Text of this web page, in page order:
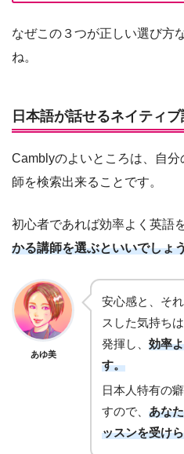
なぜこの３つが正しい選び方
ね。
日本語が話せるネイティ
Camblyのよいところは、自
師を検索出来ることです。
初心者であれば効率よく英語
かる講師を選ぶといいでしょ
あゆ美
安心感と、そ
スした気持ち
発揮し、 効率
す。
日本人特有の
すので、 あな
ッスンを受け